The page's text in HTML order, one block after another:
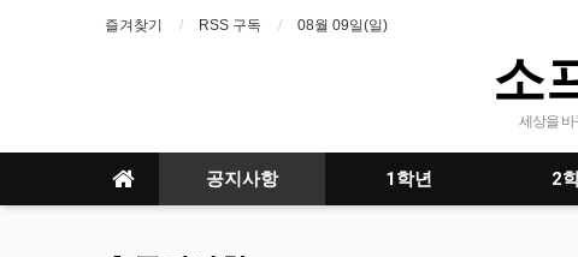
즐겨찾기 RSS 구독 08월 09일(일)
소
세상을 바
공지사항 1학년 2